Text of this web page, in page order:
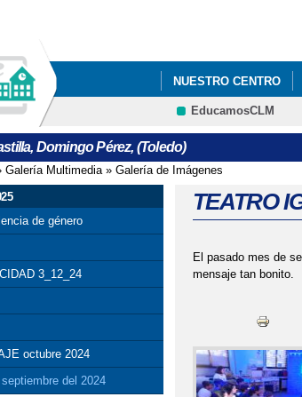
NUESTRO CENTRO
EducamosCLM
Domingo Pérez, (Toledo)
usted aquí
Galería Multimedia» Galería de Imágenes
de género
3_12_24
octubre 2024
del 2024
TEATRO
El pasado mes de
mensaje tan bonito.